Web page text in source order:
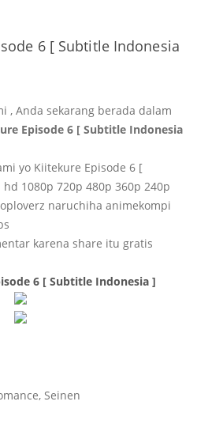
6 [ Subtitle Indonesia
, Anda sekarang berada dalam
Episode 6 [ Subtitle Indonesia
yo Kiitekure Episode 6 [
1080p 720p 480p 360p 240p
naruchiha animekompi
karena share itu gratis
6 [ Subtitle Indonesia ]
Seinen